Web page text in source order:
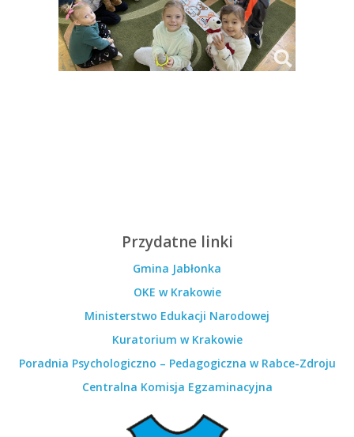
Przydatne linki
Gmina Jabłonka
OKE w Krakowie
Ministerstwo Edukacji Narodowej
Kuratorium w Krakowie
Poradnia Psychologiczno – Pedagogiczna w Rabce-Zdroju
Centralna Komisja Egzaminacyjna